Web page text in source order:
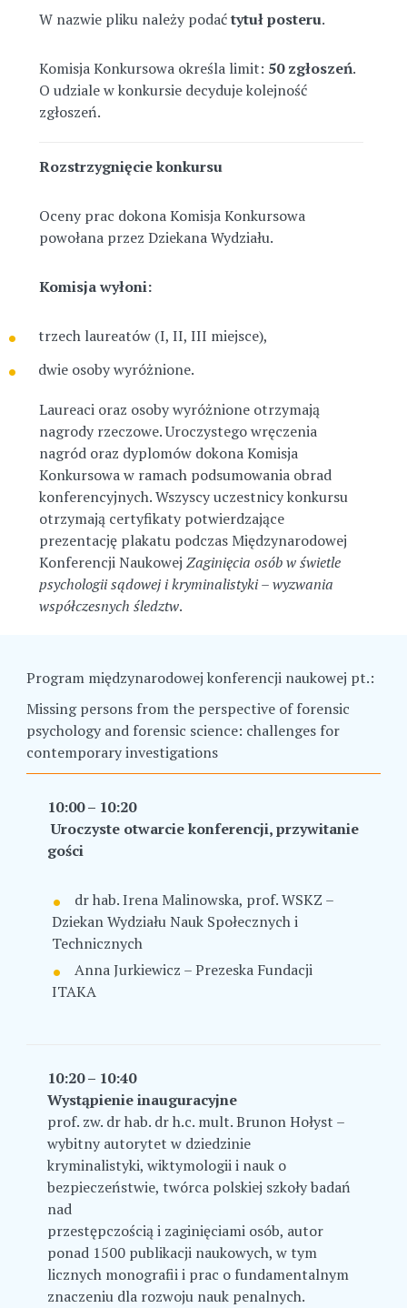
W nazwie plikunależy podaćtytuł posteru.
Komisja Konkursowa określa limit: 50 zgłoszeń.
O udziale w konkursie decyduje kolejność
zgłoszeń.
Rozstrzygnięcie konkursu
Oceny prac dokona Komisja Konkursowa
powołana przez Dziekana Wydziału.
Komisja wyłoni:
trzech laureatów (I, II, III miejsce),
dwie osoby wyróżnione.
Laureaci oraz osoby wyróżnione otrzymają
nagrody rzeczowe. Uroczystego wręczenia
nagród oraz dyplomów dokona Komisja
Konkursowa w ramach podsumowania obrad
konferencyjnych. Wszyscy uczestnicy konkursu
otrzymają certyfikaty potwierdzające
prezentację plakatu podczas Międzynarodowej
Konferencji Naukowej Zaginięcia osób w świetle
psychologii sądowej i kryminalistyki – wyzwania
współczesnych śledztw.
Program międzynarodowej konferencji naukowej pt.:
Missing persons from the perspective of forensic
psychology and forensic science: challenges for
contemporary investigations
10:00 – 10:20
Uroczyste otwarcie konferencji, przywitanie
gości
dr hab. Irena Malinowska, prof. WSKZ –
Dziekan Wydziału Nauk Społecznych i
Technicznych
Anna Jurkiewicz – Prezeska Fundacji
ITAKA
10:20 – 10:40
Wystąpienie inauguracyjne
prof. zw. dr hab. dr h.c. mult. Brunon Hołyst –
wybitny autorytet w dziedzinie
kryminalistyki, wiktymologii i nauk o
bezpieczeństwie, twórca polskiej szkoły badań
nad
przestępczością i zaginięciami osób, autor
ponad 1500 publikacji naukowych, w tym
licznych monografii i prac o fundamentalnym
znaczeniu dla rozwoju nauk penalnych.